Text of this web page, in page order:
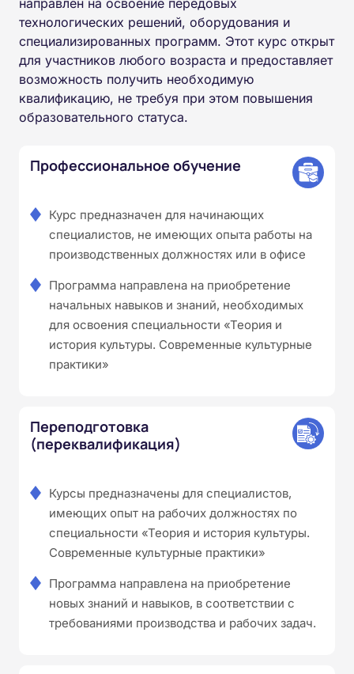
технологических решений, оборудования и
специализированных программ. Этот курс открыт
для участников любого возраста и предоставляет
возможность получить необходимую
квалификацию, не требуя при этом повышения
образовательного статуса.
Профессиональное обучение
Курс предназначен для начинающих
специалистов, не имеющих опыта работы на
производственных должностях или в офисе
Программа направлена на приобретение
начальных навыков и знаний, необходимых
для освоения специальности «Теория и
история культуры. Современные культурные
практики»
Переподготовка
(переквалификация)
Курсы предназначены для специалистов,
имеющих опыт на рабочих должностях по
специальности «Теория и история культуры.
Современные культурные практики»
Программа направлена на приобретение
новых знаний и навыков, в соответствии с
требованиями производства и рабочих задач.